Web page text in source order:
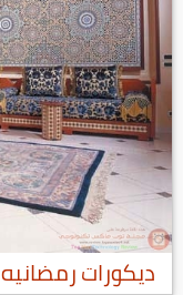
ديكورات رمضانيه 2015 ديكورات رمضانيه روعه